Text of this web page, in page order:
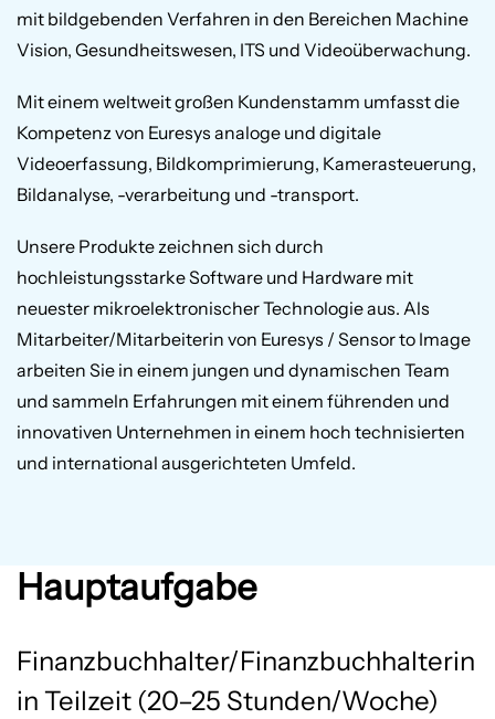
mit bildgebenden Verfahren in den Bereichen Machine
Vision, Gesundheitswesen, ITS und Videoüberwachung.
Mit einem weltweit großen Kundenstamm umfasst die
Kompetenz von Euresys analoge und digitale
Videoerfassung, Bildkomprimierung, Kamerasteuerung,
Bildanalyse, -verarbeitung und -transport.
Unsere Produkte zeichnen sich durch
hochleistungsstarke Software und Hardware mit
neuester mikroelektronischer Technologie aus. Als
Mitarbeiter/Mitarbeiterin von Euresys / Sensor to Image
arbeiten Sie in einem jungen und dynamischen Team
und sammeln Erfahrungen mit einem führenden und
innovativen Unternehmen in einem hoch technisierten
und international ausgerichteten Umfeld.
Hauptaufgabe
Finanzbuchhalter/Finanzbuchhalterin
in Teilzeit (20–25 Stunden/Woche)